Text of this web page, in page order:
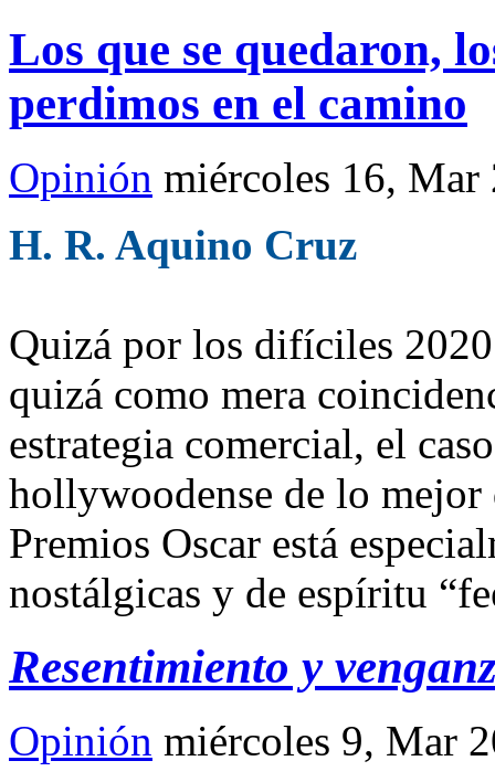
Los que se quedaron,
perdimos en el camino
Opinión miércoles 16, Mar
H. R. Aquino Cruz
Quizá por los difíciles
quizá como mera
estrategia comercial, el
hollywoodense de lo
Premios Oscar está
nostálgicas y de espíritu
Resentimiento y
Opinión miércoles 9, Mar